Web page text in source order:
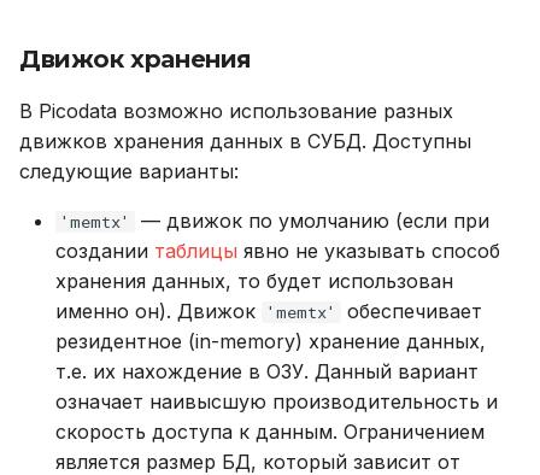
Движок хранения
В Picodata возможно использование разных
движков хранения данных в СУБД. Доступны
следующие варианты:
'memtx'
— движок по умолчанию (если при
создании таблицы явно не указывать способ
хранения данных, то будет использован
именно он). Движок
'memtx'
обеспечивает
резидентное (in-memory) хранение данных,
т.е. их нахождение в ОЗУ. Данный вариант
означает наивысшую производительность и
скорость доступа к данным. Ограничением
является размер БД, который зависит от